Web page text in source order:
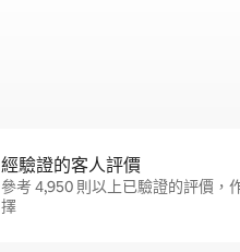
經驗證的客人評價
參考 4,950 則以上已驗證的評價，
擇